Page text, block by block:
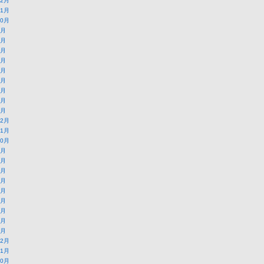
月
月
月
月
月
月
月
月